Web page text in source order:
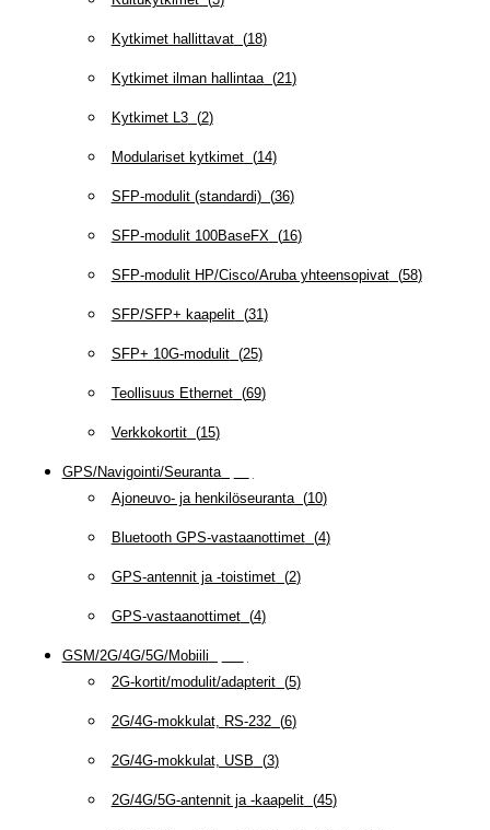
Kytkimet hallittavat(18)
Kytkimet ilman hallintaa(21)
Kytkimet L3(2)
Modulariset kytkimet(14)
SFP-modulit (standardi)(36)
SFP-modulit 100BaseFX(16)
SFP-modulit HP/Cisco/Aruba yhteensopivat(58)
SFP/SFP+ kaapelit(31)
SFP+ 10G-modulit(25)
Teollisuus Ethernet(69)
Verkkokortit(15)
GPS/Navigointi/Seuranta(
Ajoneuvo- ja henkilöseuranta(10)
Bluetooth GPS-vastaanottimet(4)
GPS-antennit ja -toistimet(2)
GPS-vastaanottimet(4)
GSM/2G/4G/5G/Mobiili
2G-kortit/modulit/adapterit(5)
2G/4G-mokkulat, RS-232(6)
2G/4G-mokkulat, USB (3)
2G/4G/5G-antennit ja -kaapelit(45)